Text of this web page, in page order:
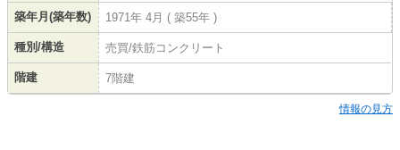
築年月(築年数) 1971年 4月 ( 築55年 )
種別/構造 売買/鉄筋コンクリート
階建 7階建
情報の見方